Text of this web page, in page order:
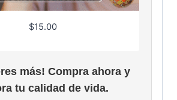
$15.00
más! Compra ahora y
tu calidad de vida.